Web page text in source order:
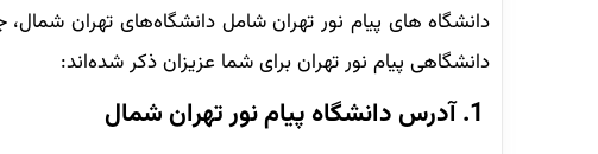
دانشگاه های پیام نور تهران شامل دانشگاه‌‌های تهران
دانشگاهی پیام نور تهران برای شما عزیزان ذکر شده‌اند: